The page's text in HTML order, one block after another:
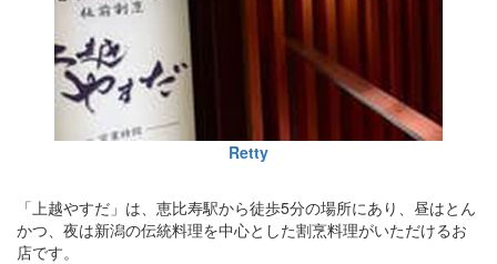
Retty
「上越やすだ」は、恵比寿駅から徒歩5分の場所にあり、昼はとん
かつ、夜は新潟の伝統料理を中心とした割烹料理がいただけるお
店です。